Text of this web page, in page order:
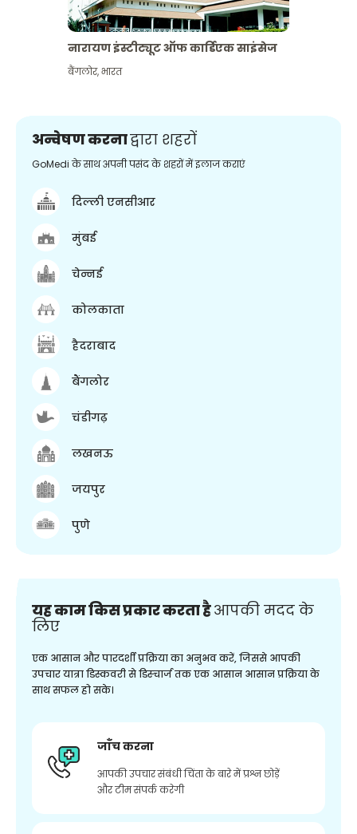
नारायण इंस्टीट्यूट ऑफ कार्डिएक साइंसेज
बैंगलोर,भारत
अन्वेषण करनाद्वारा शहरों
GoMedi के साथ अपनी पसंद के शहरों में इलाज कराएं
दिल्ली एनसीआर
मुंबई
चेन्नई
कोलकाता
हैदराबाद
बैंगलोर
चंडीगढ़
लखनऊ
जयपुर
पुणे
यह काम किस प्रकार करता हैआपकी मदद के
लिए
एक आसान और पारदर्शी प्रक्रिया का अनुभव करें, जिससे आपकी
उपचार यात्रा डिस्कवरी से डिस्चार्ज तक एक आसान आसान प्रक्रिया के
साथ सफल हो सके।
जाँच करना
आपकी उपचार संबंधी चिंता के बारे में प्रश्न छोड़ें
और टीम संपर्क करेगी